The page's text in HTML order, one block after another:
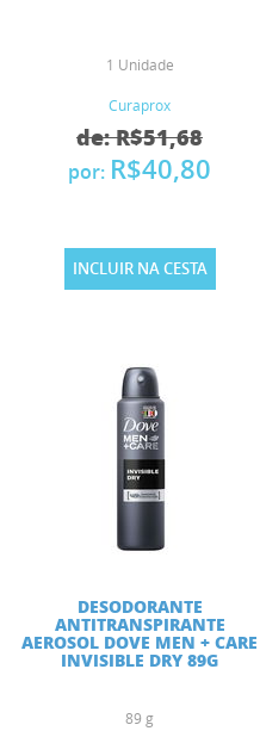
1 Unidade
Curaprox
de: R$51,68
por: R$40,80
INCLUIR NA CESTA
DESODORANTE
ANTITRANSPIRANTE
AEROSOL DOVE MEN + CARE
INVISIBLE DRY 89G
89 g